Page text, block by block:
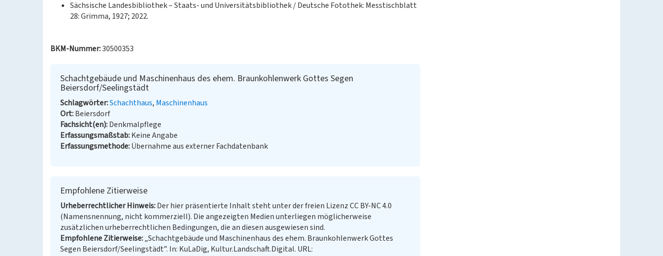
Sächsische Landesbibliothek – Staats- und Universitätsbibliothek / Deutsche Fotothek: Messtischblatt
28: Grimma, 1927; 2022.
BKM-Nummer:30500353
Schachtgebäude und Maschinenhaus des ehem. Braunkohlenwerk Gottes Segen
Beiersdorf/Seelingstädt
Schlagwörter Schachthaus Maschinenhaus
Ort Beiersdorf
Fachsicht(en) Denkmalpflege
Erfassungsmaßstab Keine Angabe
Erfassungsmethode Übernahme aus externer Fachdatenbank
Empfohlene Zitierweise
Urheberrechtlicher Hinweis Der hier präsentierte Inhalt steht unter der freien Lizenz CC BY-NC 4.0
(Namensnennung, nicht kommerziell). Die angezeigten Medien unterliegen möglicherweise
zusätzlichen urheberrechtlichen Bedingungen, die an diesen ausgewiesen sind.
Empfohlene Zitierweise „Schachtgebäude und Maschinenhaus des ehem. Braunkohlenwerk Gottes
Segen Beiersdorf/Seelingstädt”. In: KuLaDig, Kultur.Landschaft.Digital. URL: